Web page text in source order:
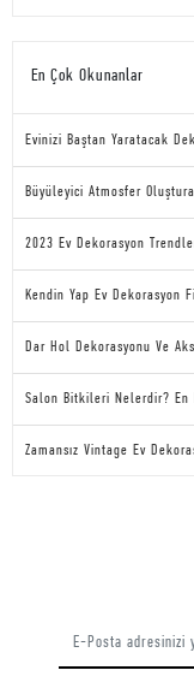
En Çok Okunanlar
Evinizi Baştan Yaratacak
Büyüleyici Atmosfer
2023 Ev Dekorasyon
Kendin Yap Ev Dekorasyon
Dar Hol Dekorasyonu Ve
Salon Bitkileri Nelerdir?
Zamansız Vintage Ev